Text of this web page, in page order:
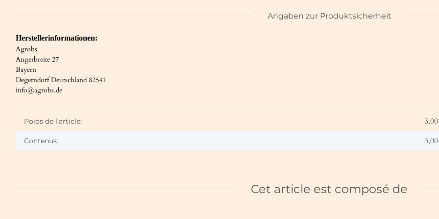
Angaben zur Produktsicherheit
Herstellerinformationen:
Agrobs
Angerbreite 27
Bayern
Degerndorf Deutschland 82541
info@agrobs.de
Poids de l'article: 3,00
Contenus:
Cet article est composé de